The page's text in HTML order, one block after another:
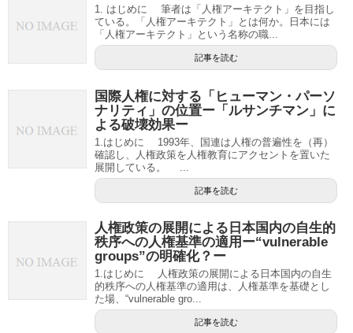
1. はじめに 筆者は「人権アーキテクト」を目指し
ている。「人権アーキテクト」とは何か。日本には
「人権アーキテクト」という名称の職...
記事を読む
国際人権に対する「ヒューマン・パーソ
ナリティ」の位置ー「ルサンチマン」に
よる破壊効果ー
1.はじめに 1993年、国連は人権の普遍性を（再）
確認し、人権政策を人権教育にアクセントを置いた
展開している。 ...
記事を読む
人権政策の展開による日本国内の自生的
秩序への人権基準の適用ー“vulnerable
groups”の明確化？ー
1.はじめに 人権政策の展開による日本国内の自生
的秩序への人権基準の適用は、人権基準を基礎とし
た場、“vulnerable gro...
記事を読む